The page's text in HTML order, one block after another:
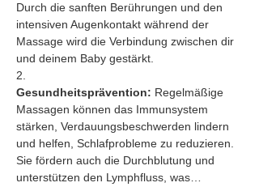
Durch die sanften Berührungen und den
intensiven Augenkontakt während der
Massage wird die Verbindung zwischen dir
und deinem Baby gestärkt.
2.
Gesundheitsprävention: Regelmäßige
Massagen können das Immunsystem
stärken, Verdauungsbeschwerden lindern
und helfen, Schlafprobleme zu reduzieren.
Sie fördern auch die Durchblutung und
unterstützen den Lymphfluss, was…